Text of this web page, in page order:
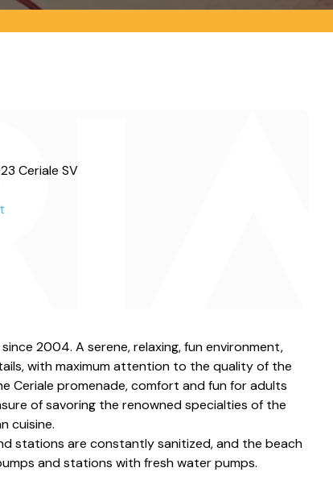
Ceriale SV
2004. A serene, relaxing, fun environment,
with maximum attention to the quality of the
Ceriale promenade, comfort and fun for adults
of savoring the renowned specialties of the
cuisine.
stations are constantly sanitized, and the beach
and stations with fresh water pumps.